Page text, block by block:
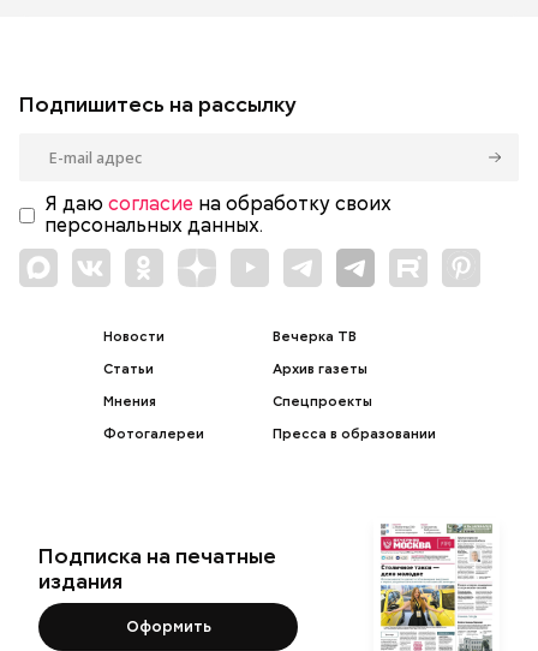
Подпишитесь на рассылку
Я даю согласие на обработку своих
персональных данных.
Новости
Статьи
Мнения
Фотогалереи
Вечерка ТВ
Архив газеты
Спецпроекты
Пресса в образовании
Подписка на печатные
издания
Оформить